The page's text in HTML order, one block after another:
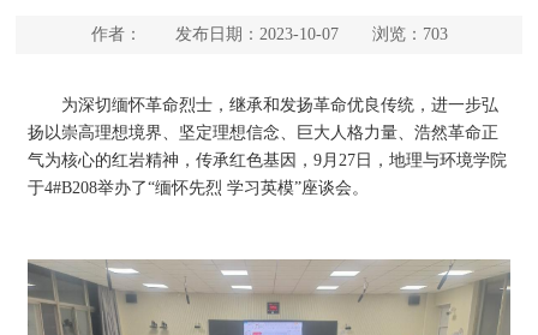
作者： 发布日期：2023-10-07 浏览： 703
为深切缅怀革命烈士，继承和发扬革命优良传统，进一步弘
扬以崇高理想境界、坚定理想信念、巨大人格力量、浩然革命正
气为核心的红岩精神，传承红色基因，9月27日，地理与环境学院
于4#B208举办了“缅怀先烈 学习英模”座谈会。